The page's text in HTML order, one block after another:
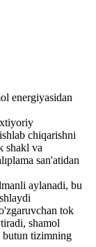
energiyasidan
chiqarishni
shakl va
san'atidan
aylanadi, bu
tok
shamol
butun tizimning